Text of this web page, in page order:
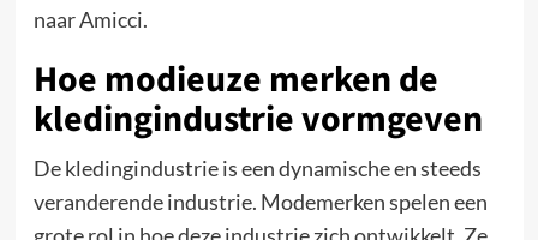
naar Amicci.
Hoe modieuze merken de
kledingindustrie vormgeven
De kledingindustrie is een dynamische en steeds
veranderende industrie. Modemerken spelen een